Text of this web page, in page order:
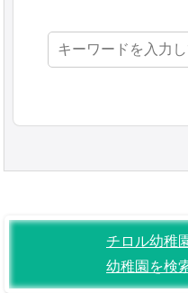
検
チロル幼稚
幼稚園を検